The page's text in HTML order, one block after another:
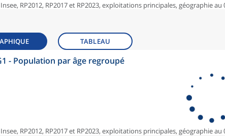
RP2012, RP2017 et RP2023, exploitations principales, géographie au
TABLEAU
- Population par âge regroupé
RP2012, RP2017 et RP2023, exploitations principales, géographie au